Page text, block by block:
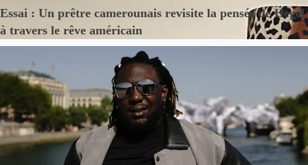
Essai : Un prêtre camerounais revisite la pensée de Hegel
à travers le rêve américain